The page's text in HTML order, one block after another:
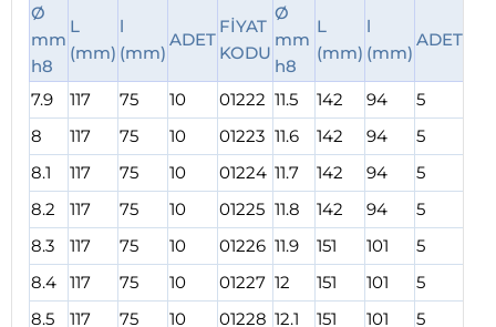
Ø
mm
h8
L
(mm)
l
(mm)
ADET
FİYAT
KODU
Ø
mm
h8
L
(mm)
l
(mm)
ADET
7.9 117 75 10 01222 11.5 142 94 5
8
117 75 10 01223 11.6 142 94 5
8.1
117 75 10 01224 11.7 142 94 5
8.2
117 75 10 01225 11.8 142 94 5
8.3
117 75 10 01226 11.9 151 101 5
8.4
117 75 10 01227 12 151 101 5
8.5
117 75 10 01228 12.1 151 101 5